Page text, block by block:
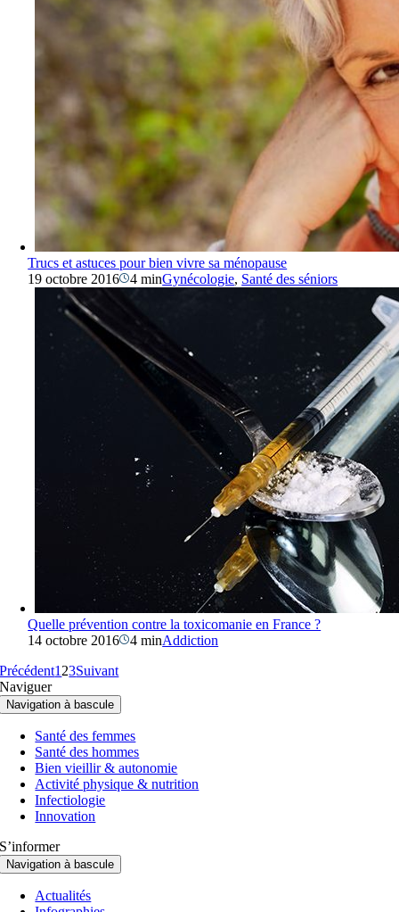
Trucs et astuces pour bien vivre sa ménopause
19 octobre 2016
4 minGynécologie, Santé des séniors
Quelle prévention contre la toxicomanie en France ?
14 octobre 2016
4 minAddiction
Précédent1 23Suivant
Naviguer
Navigation à bascule
Santé des femmes
Santé des hommes
Bien vieillir & autonomie
Activité physique & nutrition
Infectiologie
Innovation
S’informer
Navigation à bascule
Actualités